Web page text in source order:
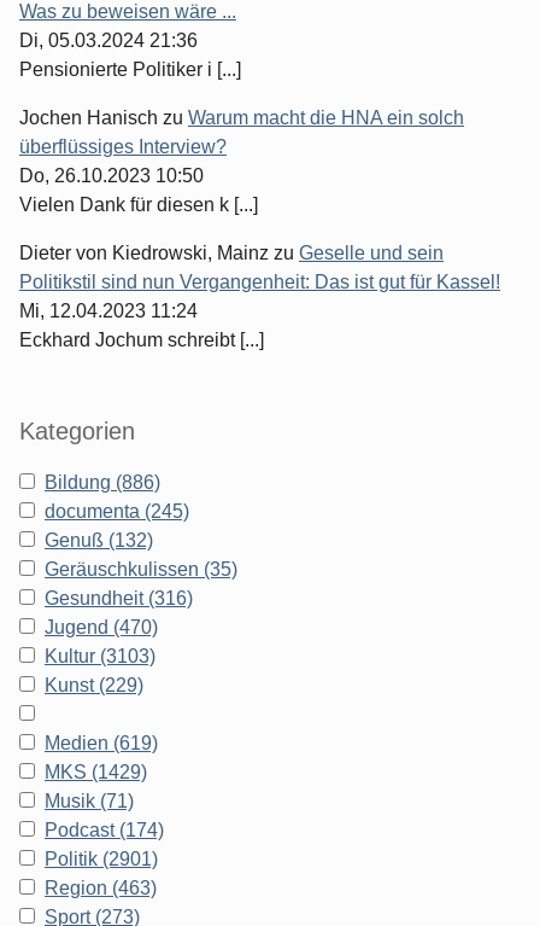
Was zu beweisen wäre ...
Di, 05.03.2024 21:36
Pensionierte Politiker i [...]
Jochen Hanisch zu Warum macht die HNA ein solch
überflüssiges Interview?
Do, 26.10.2023 10:50
Vielen Dank für diesen k [...]
Dieter von Kiedrowski, Mainz zu Geselle und sein
Politikstil sind nun Vergangenheit: Das ist gut für Kassel!
Mi, 12.04.2023 11:24
Eckhard Jochum schreibt [...]
Kategorien
Bildung (886)
documenta (245)
Genuß (132)
Geräuschkulissen (35)
Gesundheit (316)
Jugend (470)
Kultur (3103)
Kunst (229)
Medien (619)
MKS (1429)
Musik (71)
Podcast (174)
Politik (2901)
Region (463)
Sport (273)